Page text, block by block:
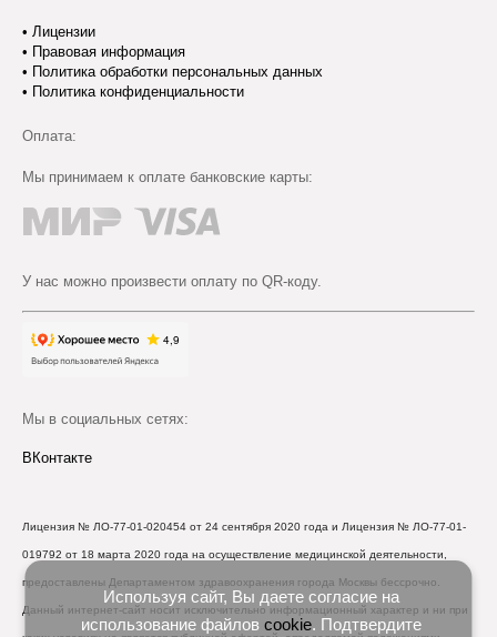
• Лицензии
• Правовая информация
• Политика обработки персональных данных
• Политика конфиденциальности
Оплата:
Мы принимаем к оплате банковские карты:
У нас можно произвести оплату по QR-коду.
Мы в социальных сетях:
ВКонтакте
Лицензия № ЛО-77-01-020454 от 24 сентября 2020 года и Лицензия № ЛО-77-01-
019792 от 18 марта 2020 года на осуществление медицинской деятельности,
предоставлены Департаментом здравоохранения города Москвы бессрочно.
Данный интернет-сайт носит исключительно информационный характер и ни при
Используя сайт, Вы даете согласие на
использование файлов cookie. Подтвердите